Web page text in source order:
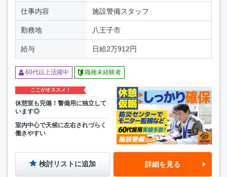
仕事内容 施設警備スタッフ
勤務地 八王子市
給与 日給2万912円
60代以上活躍中 職種未経験者
ここがオススメ！
休憩室も完備！警備用に独立して
います◎
室内中心で天候に左右されづらく
働きやすい
検討リストに追加 詳細を見る